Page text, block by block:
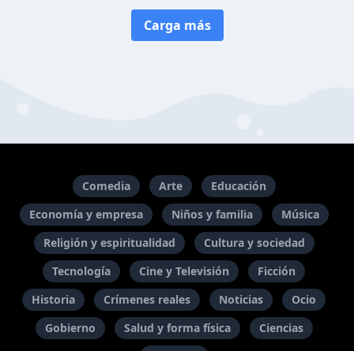
Carga más
Comedia Arte
Educación
Economía y empresa
Niños y familia
Música
Religión y espiritualidad
Cultura y sociedad
Tecnología
Cine y Televisión
Ficción
Historia
Crímenes reales Noticias
Ocio
Gobierno
Salud y forma física
Ciencias